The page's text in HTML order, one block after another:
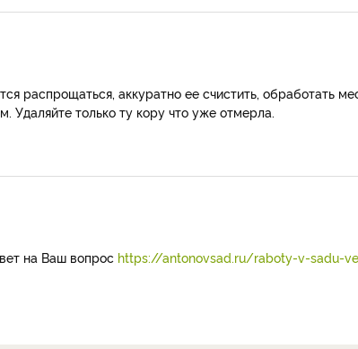
распрощаться, аккуратно ее счистить, обработать
Удаляйте только ту кору что уже отмерла.
на Ваш вопрос https://antonovsad.ru/raboty-v-sadu-